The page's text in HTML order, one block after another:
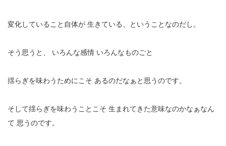
変化していること自体が 生きている、ということなのだし。
そう思うと、 いろんな感情 いろんなものごと
揺らぎを味わうためにこそ あるのだなぁと思うのです。
そして揺らぎを味わうことこそ 生まれてきた意味なのかなぁなん
て 思うのです。